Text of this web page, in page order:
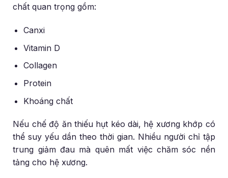
chất quan trọng gồm:
Canxi
Vitamin D
Collagen
Protein
Khoáng chất
Nếu chế độ ăn thiếu hụt kéo dài, hệ xương khớp có
thể suy yếu dần theo thời gian. Nhiều người chỉ tập
trung giảm đau mà quên mất việc chăm sóc nền
tảng cho hệ xương.